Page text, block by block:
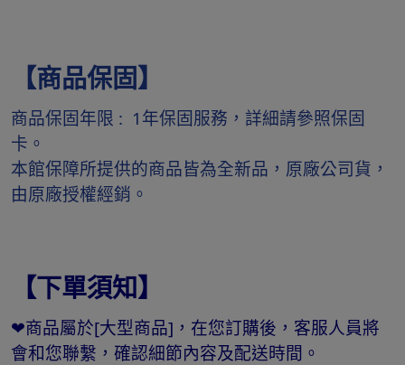
【商品保固】
商品保固年限 : 1年保固服務，詳細請參照保固
卡。
本館保障所提供的商品皆為全新品，原廠公司貨，
由原廠授權經銷。
【下單須知】
❤商品屬於[大型商品]，在您訂購後，客服人員將
會和您聯繫，確認細節內容及配送時間。